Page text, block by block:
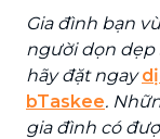
Gia đình bạn
người dọn dẹp
hãy đặt ngay
bTaskee.
gia đình có